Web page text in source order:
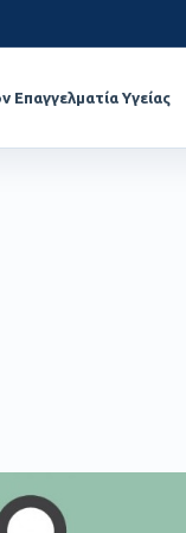
Επαγγελματία Υγείας